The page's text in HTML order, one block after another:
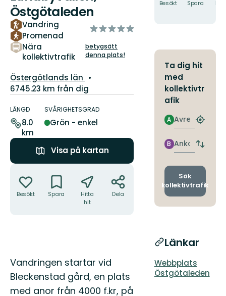
Östgötaleden
Vandring
Promenad
Nära
kollektivtrafik
av
stjärnor
betygsätt
denna plats!
Län:
Östergötlands län
6745.23 km från dig
om
leden
LÄNGD
8.0
km
SVÅRIGHETSGRAD
Grön - enkel
Visa på kartan
Besökt Spara
Hitta
hit
Dela
Beskrivning
Vandringen startar vid
Bleckenstad gård, en plats
med anor från 4000 f.kr, på
Besökt Spara
Ta dig hit
med
kollektivtr
afik
Avresa
A
Hitta
Ankomst
B
Byt
och
Sök
kollektivtrafik
Länkar
Webbplats
Östgötaleden